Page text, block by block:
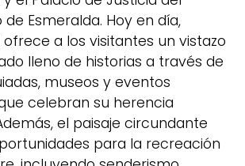
Esmeralda. Hoy en día,
a los visitantes un vistazo
lleno de historias a través de
museos y eventos
celebran su herencia
el paisaje circundante
para la recreación